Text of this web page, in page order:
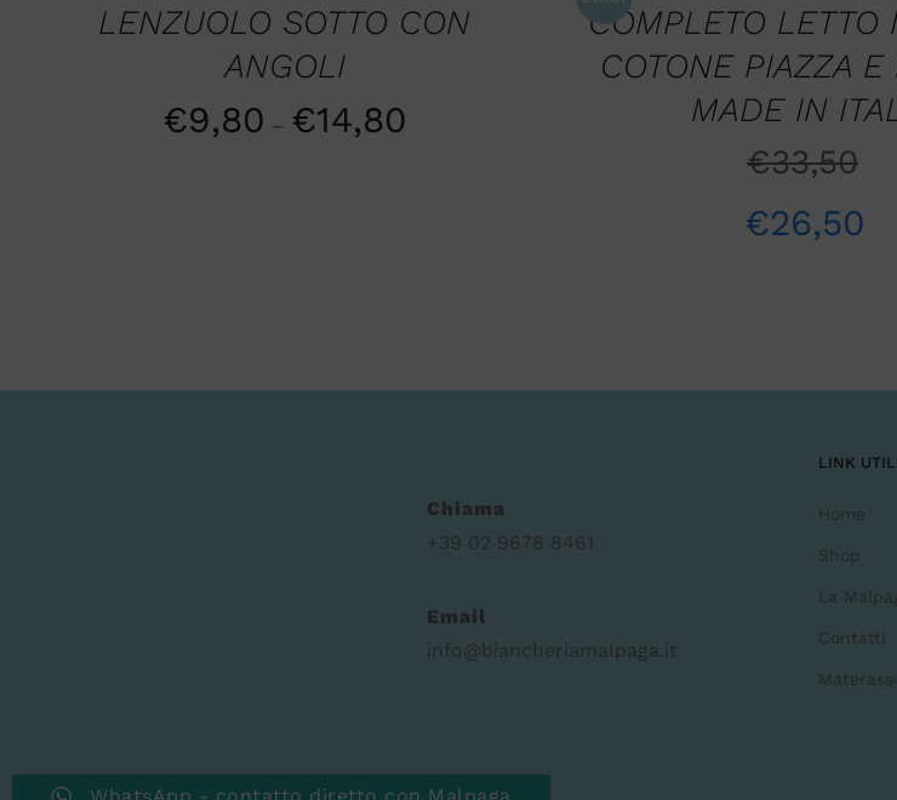
LENZUOLO SOTTO CON
ANGOLI
€9,80 – €14,80
COMPLETO LETTO
COTONE PIAZZA E
MADE IN
€33,50
€26,50
Chiama
+39 02 9678 8461
Email
info@biancheriamalpaga.it
LINK
Home
Shop
La
Contatti
Materassi